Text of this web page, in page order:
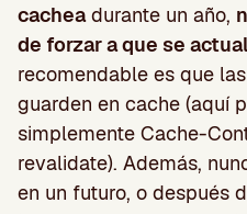
cacheadurante un año,
de forzar a que se
recomendable es que
guarden en cache (aquí
simplemente Cache-
revalidate). Además,
en un futuro, o después